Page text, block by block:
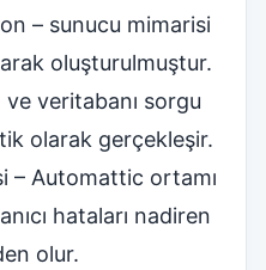
– sunucu mimarisi
oluşturulmuştur.
veritabanı sorgu
olarak gerçekleşir.
– Automattic ortamı
hataları nadiren
olur.